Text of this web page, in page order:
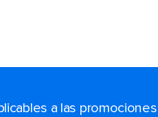
a las promociones